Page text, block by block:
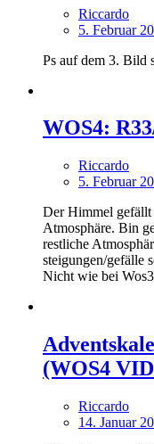
Riccardo
5. Februar
Ps auf dem 3. Bild
WOS4:
Riccardo
5. Februar
Der Himmel gefällt
Atmosphäre. Bin
restliche
steigungen/gefälle
Nicht wie bei Wos3
(WOS4
Riccardo
14. Januar